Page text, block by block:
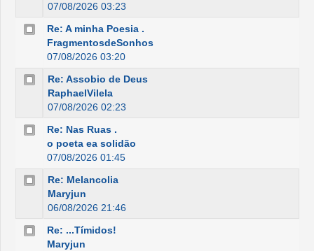
07/08/2026 03:23
Re: A minha Poesia .
FragmentosdeSonhos
07/08/2026 03:20
Re: Assobio de Deus
RaphaelVilela
07/08/2026 02:23
Re: Nas Ruas .
o poeta ea solidão
07/08/2026 01:45
Re: Melancolia
Maryjun
06/08/2026 21:46
Re: ...Tímidos!
Maryjun